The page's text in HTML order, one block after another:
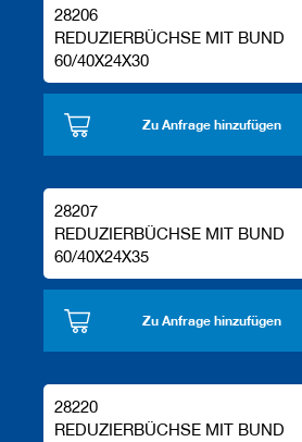
28206
REDUZIERBÜCHSE MIT BUND
60/40X24X30
Zu Anfrage hinzufügen
28207
REDUZIERBÜCHSE MIT BUND
60/40X24X35
Zu Anfrage hinzufügen
28220
REDUZIERBÜCHSE MIT BUND